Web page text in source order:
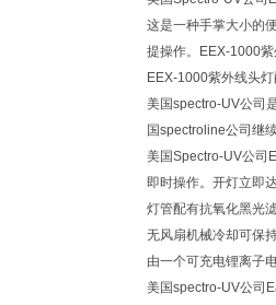
这是一种手掌大小的
提操作。EEX-1000
EEX-1000紫外线头
美国spectro-UV公司
国spectroline公司继
美国Spectro-UV公司
即时操作。开灯立即
灯管配有抗氧化黑光
无风扇机械冷却可保
由一个可充电锂离子
美国spectro-UV公司